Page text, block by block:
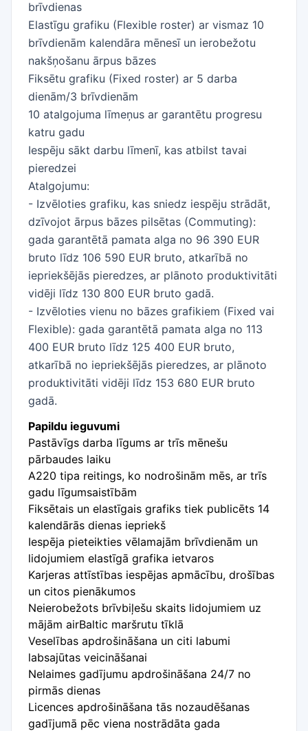
brīvdienas
Elastīgu grafiku (Flexible roster) ar vismaz 10
brīvdienām kalendāra mēnesī un ierobežotu
nakšņošanu ārpus bāzes
Fiksētu grafiku (Fixed roster) ar 5 darba
dienām/3 brīvdienām
10 atalgojuma līmeņus ar garantētu progresu
katru gadu
Iespēju sākt darbu līmenī, kas atbilst tavai
pieredzei
Atalgojumu:
- Izvēloties grafiku, kas sniedz iespēju strādāt,
dzīvojot ārpus bāzes pilsētas (Commuting):
gada garantētā pamata alga no 96 390 EUR
bruto līdz 106 590 EUR bruto, atkarībā no
iepriekšējās pieredzes, ar plānoto produktivitāti
vidēji līdz 130 800 EUR bruto gadā.
- Izvēloties vienu no bāzes grafikiem (Fixed vai
Flexible): gada garantētā pamata alga no 113
400 EUR bruto līdz 125 400 EUR bruto,
atkarībā no iepriekšējās pieredzes, ar plānoto
produktivitāti vidēji līdz 153 680 EUR bruto
gadā.
Papildu ieguvumi
Pastāvīgs darba līgums ar trīs mēnešu
pārbaudes laiku
A220 tipa reitings, ko nodrošinām mēs, ar trīs
gadu līgumsaistībām
Fiksētais un elastīgais grafiks tiek publicēts 14
kalendārās dienas iepriekš
Iespēja pieteikties vēlamajām brīvdienām un
lidojumiem elastīgā grafika ietvaros
Karjeras attīstības iespējas apmācību, drošības
un citos pienākumos
Neierobežots brīvbiļešu skaits lidojumiem uz
mājām airBaltic maršrutu tīklā
Veselības apdrošināšana un citi labumi
labsajūtas veicināšanai
Nelaimes gadījumu apdrošināšana 24/7 no
pirmās dienas
Licences apdrošināšana tās nozaudēšanas
gadījumā pēc viena nostrādāta gada